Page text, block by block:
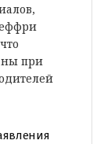
при